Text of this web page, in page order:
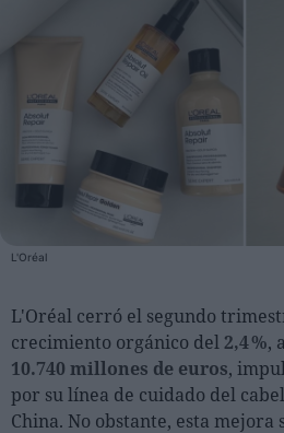
Personas
Moda y Lujo
Lanzamientos
Cosmética
Proveedores
Perfumería
Salud
Lujo
L'Oréal
L'Oréal cerró el segundo
crecimiento orgánico del2,4 %,
10.740 millones de euros,
por su línea de cuidado del
China. No obstante, esta mejora